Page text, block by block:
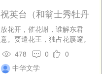
祝英台（和翁士秀牡丹
韵）
放花开，催花谢，谁解东君
意。要遣花王，独占花蹊邃。
且看玉镜台前，霞觞新举，红
玉软、晓妆慵试。 好风味。须
信金屋中人，谁堪并娇媚。隐
478 0
0
中华文学